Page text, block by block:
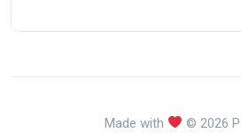
Made with © 2026